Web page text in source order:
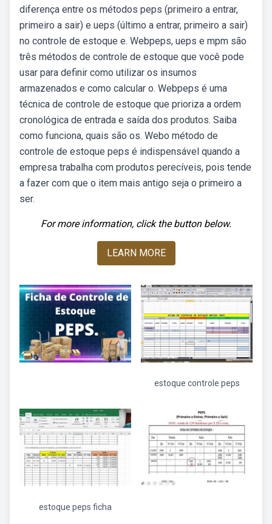
diferença entre os métodos peps (primeiro a entrar,
primeiro a sair) e ueps (último a entrar, primeiro a sair)
no controle de estoque e. Webpeps, ueps e mpm são
três métodos de controle de estoque que você pode
usar para definir como utilizar os insumos
armazenados e como calcular o. Webpeps é uma
técnica de controle de estoque que prioriza a ordem
cronológica de entrada e saída dos produtos. Saiba
como funciona, quais são os. Webo método de
controle de estoque peps é indispensável quando a
empresa trabalha com produtos perecíveis, pois tende
a fazer com que o item mais antigo seja o primeiro a
ser.
For more information, click the button below.
LEARN MORE
estoque controle peps
estoque peps ficha